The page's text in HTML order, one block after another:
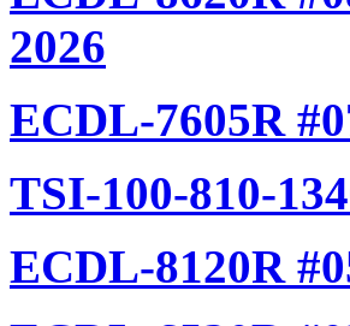
2026
ECDL-7605R
TSI-100-810-
ECDL-8120R